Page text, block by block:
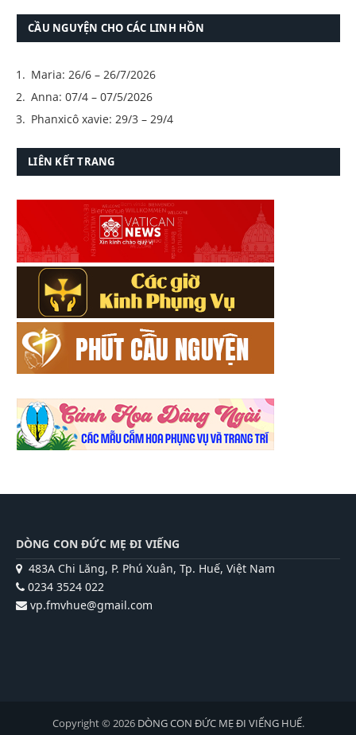
CẦU NGUYỆN CHO CÁC LINH HỒN
Maria: 26/6 – 26/7/2026
Anna: 07/4 – 07/5/2026
Phanxicô xavie: 29/3 – 29/4
LIÊN KẾT TRANG
DÒNG CON ĐỨC MẸ ĐI VIẾNG
483A Chi Lăng, P. Phú Xuân, Tp. Huế, Việt Nam
0234 3524 022
vp.fmvhue@gmail.com
Copyright © 2026 DÒNG CON ĐỨC MẸ ĐI VIẾNG HUẾ.